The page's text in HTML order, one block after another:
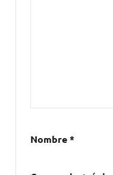
Nombre*